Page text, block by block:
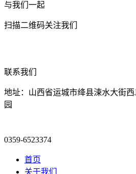
与我们一起
扫描二维码关注我们
联系我们
地址：山西省运城市绛县涑水大街
园
0359-6523374
首页
关于我们